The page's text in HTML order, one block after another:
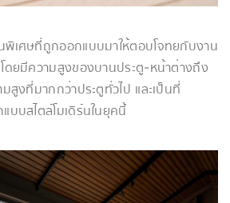
พิเศษที่ถูกออกแบบมาให้ตอบโจทยกับงาน
ดยมีความสูงของบานประตู-หน้าต่างถึง
สูงที่มากกว่าประตูทั่วไป และเป็นที่
บบสไตล์โมเดิร์นในยุคนี้